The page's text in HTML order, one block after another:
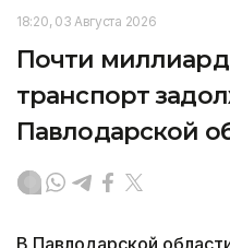
18:20, 03 Августа 2026
Почти миллиард
транспорт
Павлодарской
В Павлодарской